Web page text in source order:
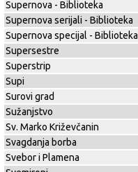
Supernova - Biblioteka
Supernova serijali - Biblioteka
Supernova specijal - Biblioteka
Supersestre
Superstrip
Supi
Surovi grad
Sužanjstvo
Sv. Marko Križevčanin
Svagdanja borba
Svebor i Plamena